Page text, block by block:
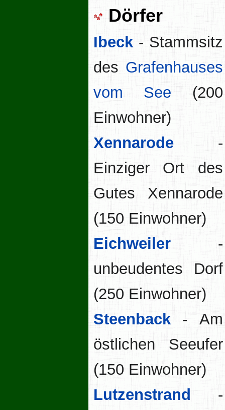
Dörfer
Ibeck - Stammsitz
des Grafenhauses
vom See (200
Einwohner)
Xennarode -
Einziger Ort des
Gutes Xennarode
(150 Einwohner)
Eichweiler -
unbeudentes Dorf
(250 Einwohner)
Steenback - Am
östlichen Seeufer
(150 Einwohner)
Lutzenstrand
-